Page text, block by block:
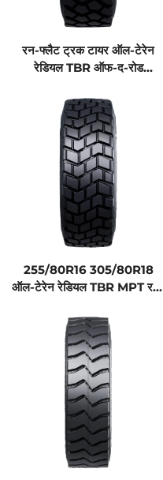
रन-फ्लैट ट्रक टायर ऑल-टेरेन
रेडियल TBR ऑफ-द-रोड
335/80R18 MPT टायर
255/80R16 305/80R18
ऑल-टेरेन रेडियल TBR MPT रन-